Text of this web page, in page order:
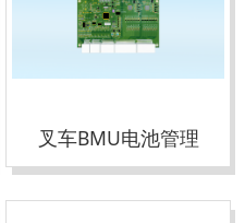
叉车BMU电池管理